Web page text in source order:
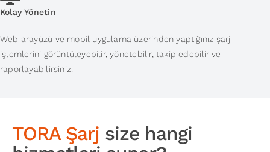
Kolay Yönetin
Web arayüzü ve mobil uygulama üzerinden yaptığınız şarj
işlemlerini görüntüleyebilir, yönetebilir, takip edebilir ve
raporlayabilirsiniz.
TORA Şarj size hangi